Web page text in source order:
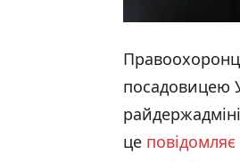
посадовицею
це повідомляє